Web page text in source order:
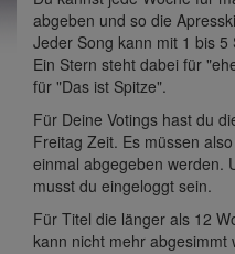
abgeben und so die
Jeder Song kann mit 1 bis
Ein Stern steht dabei für
für "Das ist Spitze".
Für Deine Votings hast du
Freitag Zeit. Es müssen
einmal abgegeben werden.
musst du eingeloggt sein.
Für Titel die länger als 12
kann nicht mehr abgesimmt